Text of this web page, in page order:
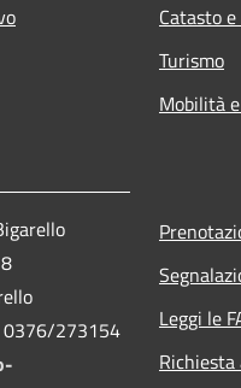
Catasto
Turismo
Mobilità
0376/273154
Leggi le